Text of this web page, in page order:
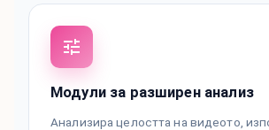
Модули за разширен анализ
Анализира целостта на видеото,